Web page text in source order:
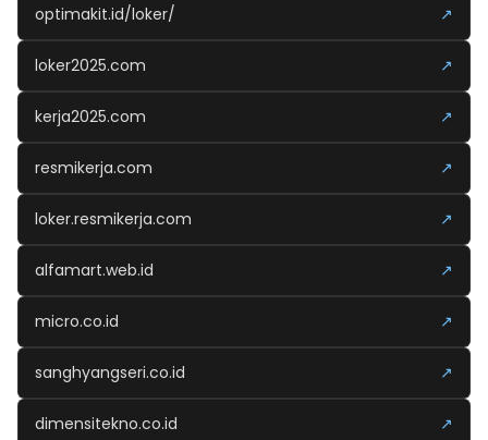
optimakit.id/loker/ ↗
loker2025.com ↗
kerja2025.com ↗
resmikerja.com ↗
loker.resmikerja.com ↗
alfamart.web.id ↗
micro.co.id ↗
sanghyangseri.co.id ↗
dimensitekno.co.id ↗